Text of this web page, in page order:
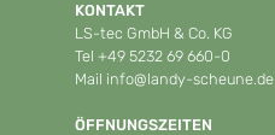
KONTAKT
LS-tec GmbH & Co. KG
Tel +49 5232 69 660-0
Mail info@landy-scheune.de
ÖFFNUNGSZEITEN